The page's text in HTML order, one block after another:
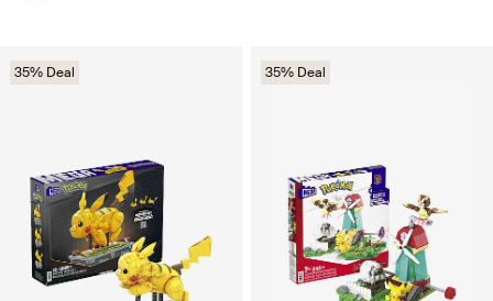
35% Deal 35% Deal